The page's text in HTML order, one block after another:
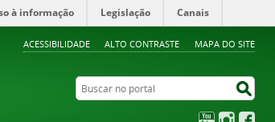
ACESSIBILIDADE ALTO CONTRASTE MAPA DO SITE
à informação Legislação Canais
Buscar no portal
YouTubeInstagram